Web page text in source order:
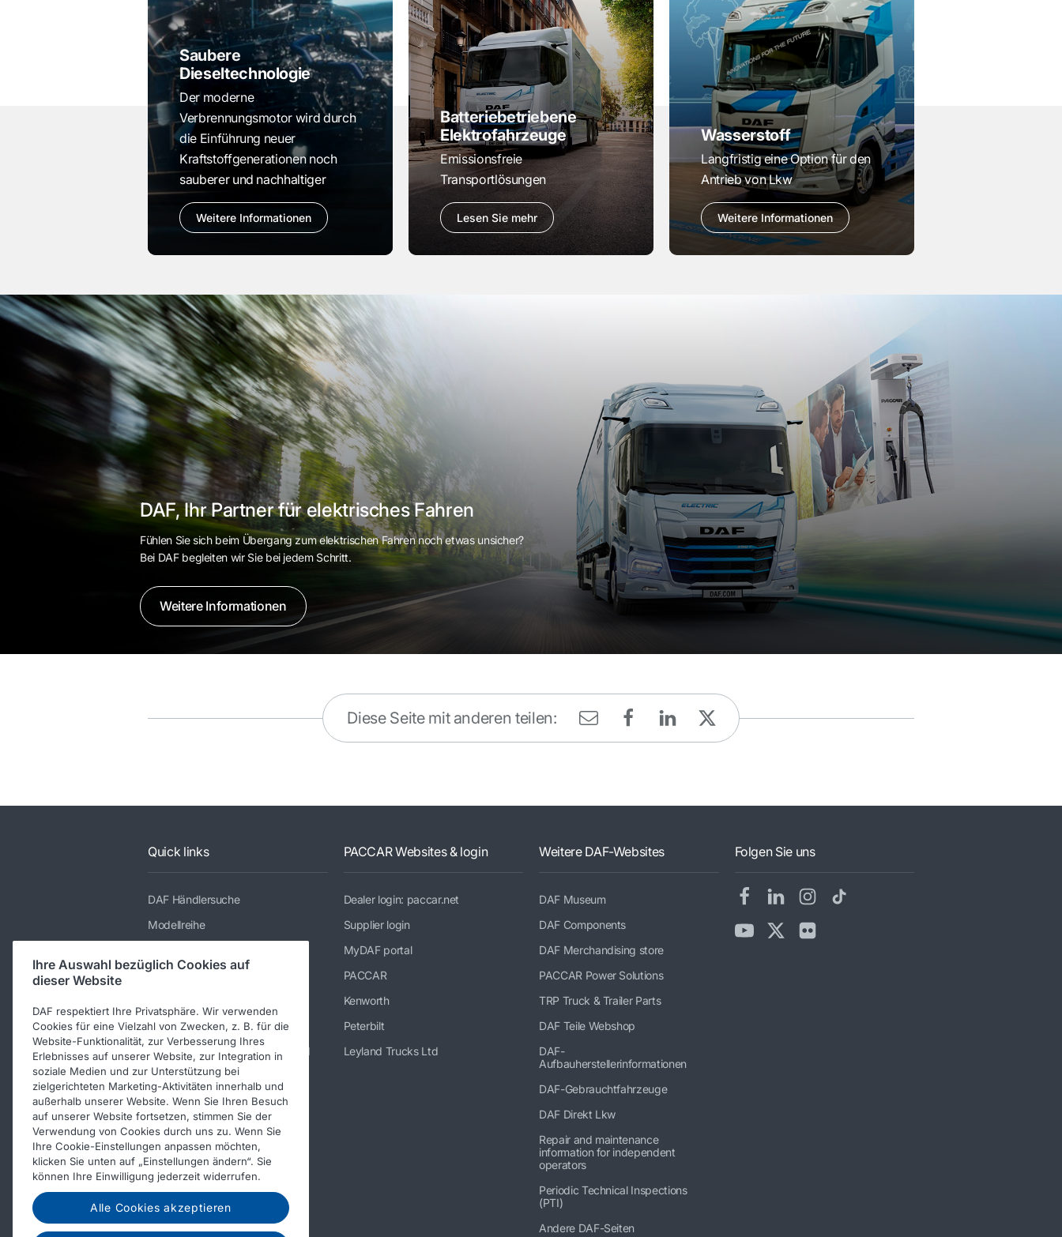
Saubere
Dieseltechnologie
Der moderne
Verbrennungsmotor wird durch
die Einführung neuer
Kraftstoffgenerationen noch
sauberer und nachhaltiger
Weitere Informationen
Batteriebetriebene
Elektrofahrzeuge
Emissionsfreie
Transportlösungen
Lesen Sie mehr
Wasserstoff
Langfristig eine Option für den
Antrieb von Lkw
Weitere Informationen
DAF, Ihr Partner für elektrisches Fahren
Fühlen Sie sich beim Übergang zum elektrischen Fahren noch etwas unsicher?
Bei DAF begleiten wir Sie bei jedem Schritt.
Weitere Informationen
Diese Seite mit anderen teilen:
Quick links
DAF Händlersuche
Modellreihe
Presse und Downloads
Über DAF
Kontakt DAF Trucks Deutschland
Impressum
Verhaltenskodex
PACCAR Websites & login
Dealer login: paccar.net
Supplier login
MyDAF portal
PACCAR
Kenworth
Peterbilt
Leyland Trucks Ltd
Weitere DAF-Websites
DAF Museum
DAF Components
DAF Merchandising store
PACCAR Power Solutions
TRP Truck & Trailer Parts
DAF Teile Webshop
DAF-
Aufbauherstellerinformationen
DAF-Gebrauchtfahrzeuge
DAF Direkt Lkw
Repair and maintenance
information for independent
operators
Periodic Technical Inspections
(PTI)
Andere DAF-Seiten
Folgen Sie uns
Ihre Auswahl bezüglich Cookies auf
dieser Website
DAF respektiert Ihre Privatsphäre. Wir verwenden
Cookies für eine Vielzahl von Zwecken, z. B. für die
Website-Funktionalität, zur Verbesserung Ihres
Erlebnisses auf unserer Website, zur Integration in
soziale Medien und zur Unterstützung bei
zielgerichteten Marketing-Aktivitäten innerhalb und
außerhalb unserer Website. Wenn Sie Ihren Besuch
auf unserer Website fortsetzen, stimmen Sie der
Verwendung von Cookies durch uns zu. Wenn Sie
Ihre Cookie-Einstellungen anpassen möchten,
klicken Sie unten auf „Einstellungen ändern“. Sie
können Ihre Einwilligung jederzeit widerrufen.
Alle Cookies akzeptieren